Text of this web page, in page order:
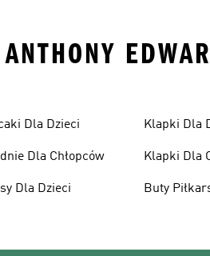
Dla Dzieci
Dla Chłopców
Dla Dzieci
Klapki Dla
Klapki Dla
Buty